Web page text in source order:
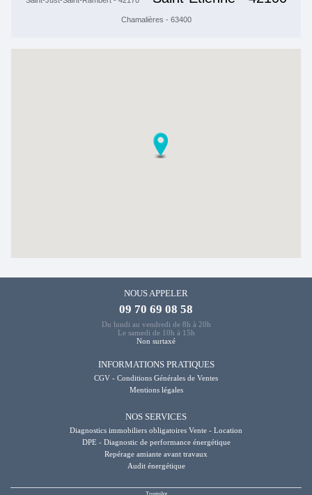
Chamalières - 63400
NOUS APPELER
09 70 69 08 58
Du lundi au vendredi de 8h à 20h
Le samedi de 10h à 15h
Non surtaxé
INFORMATIONS PRATIQUES
CGV - Conditions Générales de Ventes
Mentions légales
NOS SERVICES
Diagnostics immobiliers obligatoires Vente - Location
DPE - Diagnostic de performance énergétique
Repérage amiante avant travaux
Audit énergétique